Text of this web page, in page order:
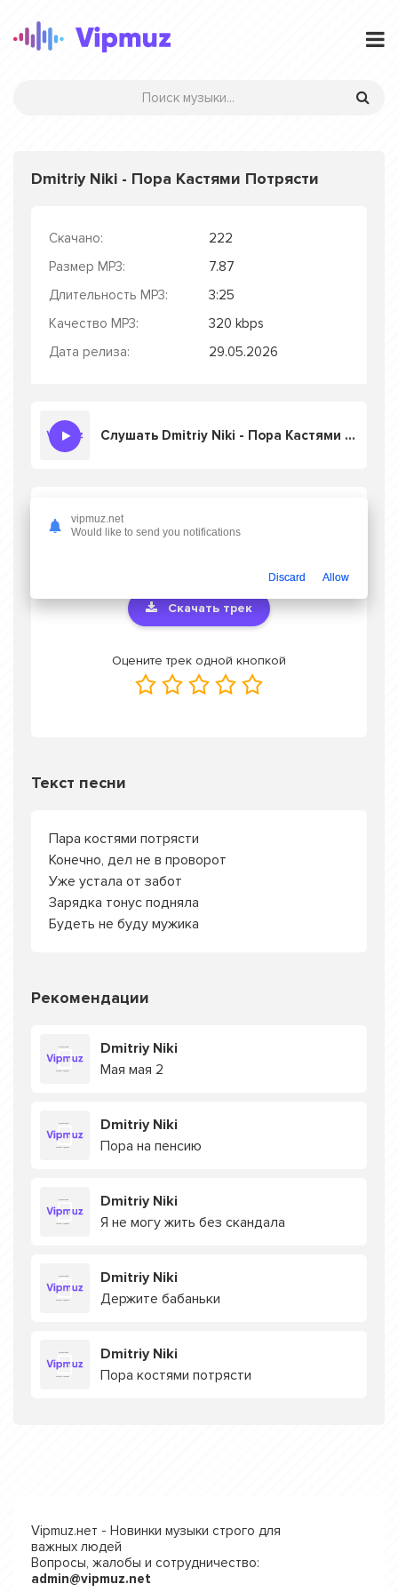
Dmitriy Niki - Пора Кастями Потрясти
Скачано:
222
Размер MP3:
7.87
Длительность MP3:
3:25
Качество MP3:
320 kbps
Дата релиза:
29.05.2026
Слушать Dmitriy Niki - Пора Кастями Потрясти
Скачать песню Dmitriy Niki - Пора
Кастями Потрястив mp3 или слушать
Скачать трек
Оцените трек одной кнопкой
Текст песни
Пара костями потрясти
Конечно, дел не в проворот
Уже устала от забот
Зарядка тонус подняла
Будеть не буду мужика
Рекомендации
Dmitriy Niki
Мая мая 2
Dmitriy Niki
Пора на пенсию
Dmitriy Niki
Я не могу жить без скандала
Dmitriy Niki
Держите бабаньки
Dmitriy Niki
Пора костями потрясти
Vipmuz.нет - Новинки музыки строго для
важных людей
Вопросы, жалобы и сотрудничество:
admin@vipmuz.net
vipmuz.net
Would like to send you notifications
Discard Allow